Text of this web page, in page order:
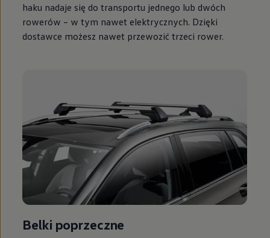
haku nadaje się do transportu jednego lub dwóch
rowerów – w tym nawet elektrycznych. Dzięki
dostawce możesz nawet przewozić trzeci rower.
Belki poprzeczne